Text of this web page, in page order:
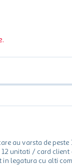
au varsta de
unitati / card
legatura cu alti